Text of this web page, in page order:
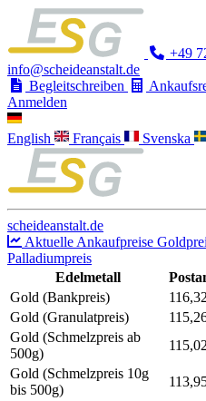
+49
info@scheideanstalt.de
Begleitschreiben
Anmelden
English Français Svenska
scheideanstalt.de
Aktuelle Ankaufpreise
Palladiumpreis
Edelmetall
Gold (Bankpreis)
116,32
Gold (Granulatpreis)
Gold (Schmelzpreis ab
500g)
115,02
Gold (Schmelzpreis 10g
bis 500g)